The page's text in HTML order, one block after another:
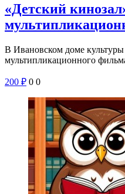
«Детский
В Ивановском доме культуры
мультипликационного
200 ₽ 0 0